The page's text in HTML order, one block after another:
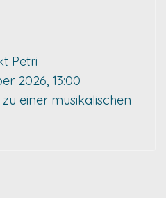
Petri
2026, 13:00
einer musikalischen